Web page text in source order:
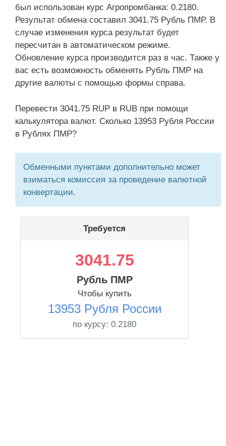
был использован курс Агропромбанка: 0.2180.
Результат обмена составил 3041.75 Рубль ПМР. В
случае изменения курса результат будет
пересчитан в автоматическом режиме.
Обновление курса производится раз в час. Также у
вас есть возможность обменять Рубль ПМР на
другие валюты с помощью формы справа.
Перевести 3041.75 RUP в RUB при помощи
калькулятора валют. Сколько 13953 Рубля России
в Рублях ПМР?
Обменными пунктами дополнительно может
взиматься комиссия за проведение валютной
конвертации.
Требуется
3041.75
Рубль ПМР
Чтобы купить
13953 Рубля России
по курсу: 0.2180